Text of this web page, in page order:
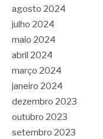
agosto 2024
julho 2024
maio 2024
abril 2024
março 2024
janeiro 2024
dezembro 2023
outubro 2023
setembro 2023